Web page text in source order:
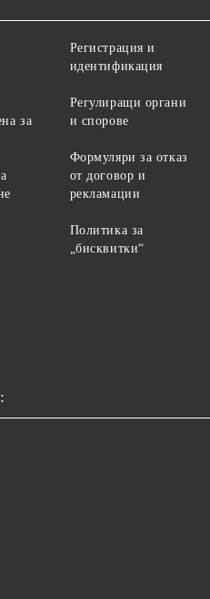
за
Регистрация и
идентификация
Регулиращи органи
и спорове
Формуляри за отказ
от договор и
рекламации
Политика за
„бисквитки“